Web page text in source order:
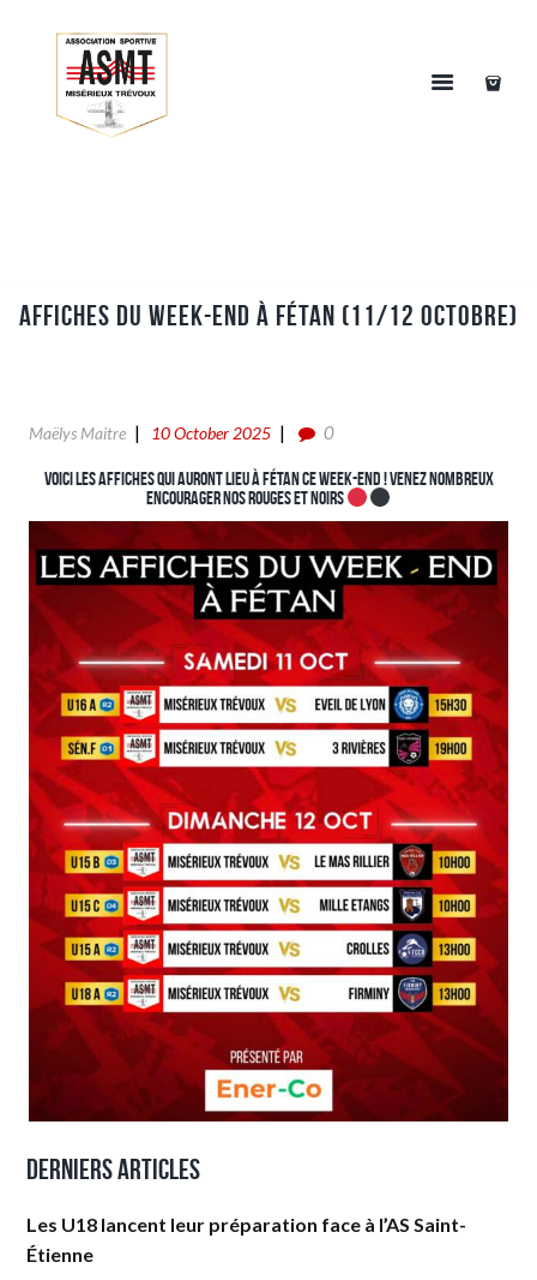
AFFICHES DU WEEK-END À FÉTAN (11/12 OCTOBRE)
Maëlys Maitre 10 October 2025 0
Voici les affiches qui auront lieu à Fétan ce week-end ! Venez nombreux
encourager nos rouges et noirs
Derniers articles
Les U18 lancent leur préparation face à l’AS Saint-
Étienne